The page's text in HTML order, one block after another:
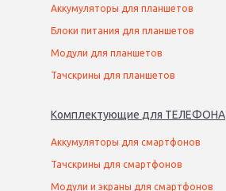
Аккумуляторы для планшетов
Блоки питания для планшетов
Модули для планшетов
Тачскрины для планшетов
Комплектующие для ТЕЛЕФОНА
Аккумуляторы для смартфонов
Тачскрины для смартфонов
Модули и экраны для смартфонов